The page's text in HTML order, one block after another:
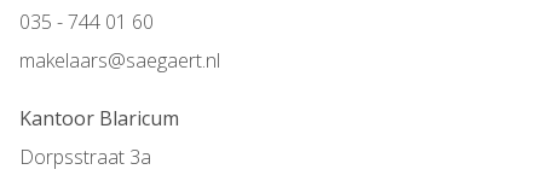
035 - 744 01 60
makelaars@saegaert.nl
Kantoor Blaricum
Dorpsstraat 3a